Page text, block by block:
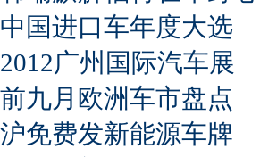
中国进口车年度大选
2012广州国际汽车展
前九月欧洲车市盘点
沪免费发新能源车牌